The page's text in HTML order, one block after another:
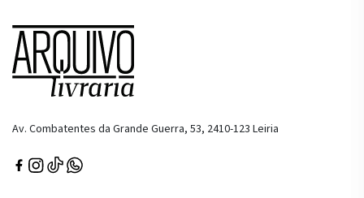
Av. Combatentes da Grande Guerra, 53, 2410-123 Leiria